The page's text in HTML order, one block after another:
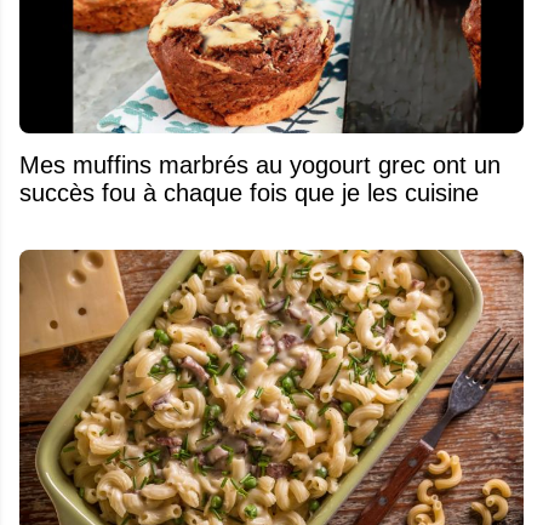
Mes muffins marbrés au yogourt grec ont un
succès fou à chaque fois que je les cuisine